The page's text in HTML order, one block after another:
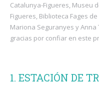
Catalunya-Figueres, Museu
Figueres, Biblioteca Fages
Mariona Seguranyes y Anna
gracias por confiar en este
1. ESTACIÓN DE